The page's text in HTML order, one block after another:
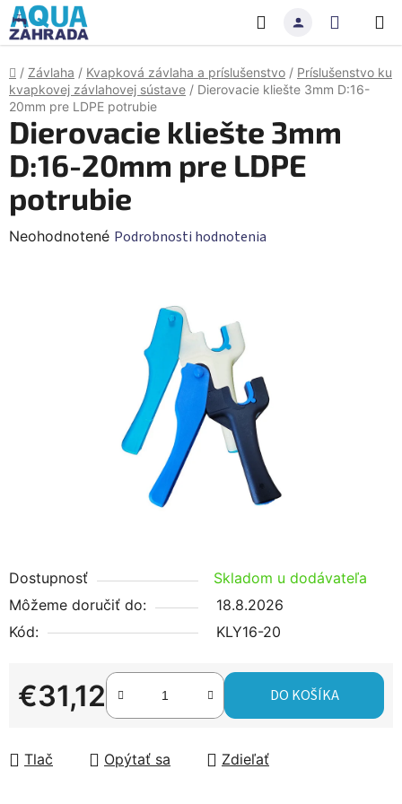
Prejsť
na
obsah
Hľadať
KOŠÍK
Domov
/ Závlaha / Kvapková závlaha a príslušenstvo / Príslušenstvo ku
kvapkovej závlahovej sústave / Dierovacie kliešte 3mm D:16-
20mm pre LDPE potrubie
Dostupnosť
Skladom u dodávateľa
Môžeme doručiť do:
18.8.2026
Kód:
KLY16-20
€31,12
Jednotková cena:
DO KOŠÍKA
Tlač Opýtať sa Zdieľať
Dierovacie kliešte 3mm
D:16-20mm pre LDPE
potrubie
Priemerné
Neohodnotené Podrobnosti hodnotenia